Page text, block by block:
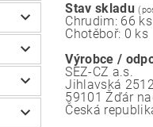
Stav skladu
Chrudim: 66 ks
Chotěboř: 0 ks
Výrobce /
SEZ-CZ a.s.
Jihlavská
59101 Žďár
Česká